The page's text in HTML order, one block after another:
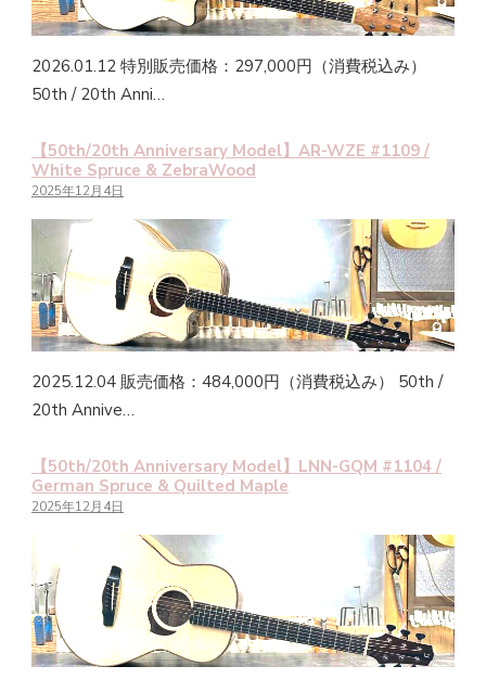
2026.01.12 特別販売価格：297,000円（消費税込み）
50th / 20th Anni…
【50th/20th Anniversary Model】AR-WZE #1109 /
White Spruce & ZebraWood
2025年12月4日
2025.12.04 販売価格：484,000円（消費税込み） 50th /
20th Annive…
【50th/20th Anniversary Model】LNN-GQM #1104 /
German Spruce & Quilted Maple
2025年12月4日